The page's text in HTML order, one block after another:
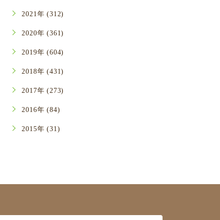
2021年 (312)
2020年 (361)
2019年 (604)
2018年 (431)
2017年 (273)
2016年 (84)
2015年 (31)